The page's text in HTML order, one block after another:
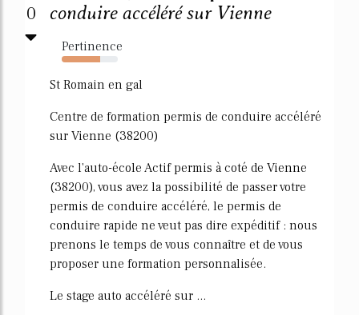
0
conduire accéléré sur Vienne
Pertinence
68%
St Romain en gal
Centre de formation permis de conduire accéléré
sur Vienne (38200)
Avec l'auto-école Actif permis à coté de Vienne
(38200), vous avez la possibilité de passer votre
permis de conduire accéléré, le permis de
conduire rapide ne veut pas dire expéditif : nous
prenons le temps de vous connaître et de vous
proposer une formation personnalisée.
Le stage auto accéléré sur ...